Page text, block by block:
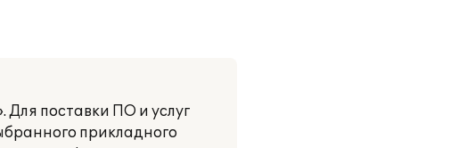
поставки ПО и услуг
прикладного